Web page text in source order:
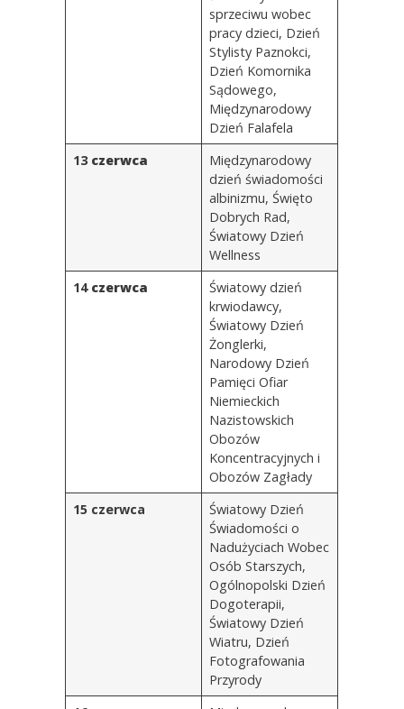
sprzeciwu wobec
pracy dzieci, Dzień
Stylisty Paznokci,
Dzień Komornika
Sądowego,
Międzynarodowy
Dzień Falafela
13 czerwca
Międzynarodowy
dzień świadomości
albinizmu, Święto
Dobrych Rad,
Światowy Dzień
Wellness
14 czerwca
Światowy dzień
krwiodawcy,
Światowy Dzień
Żonglerki,
Narodowy Dzień
Pamięci Ofiar
Niemieckich
Nazistowskich
Obozów
Koncentracyjnych i
Obozów Zagłady
15 czerwca
Światowy Dzień
Świadomości o
Nadużyciach Wobec
Osób Starszych,
Ogólnopolski Dzień
Dogoterapii,
Światowy Dzień
Wiatru, Dzień
Fotografowania
Przyrody